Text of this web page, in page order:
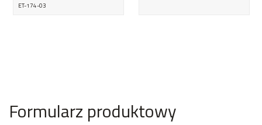
ET-174-03
Formularz produktowy